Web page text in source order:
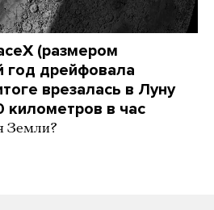
(размером
год дрейфовала
врезалась в Луну
километров в час
Земли?